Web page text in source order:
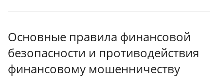
Основные правила финансовой
безопасности и противодействия
финансовому мошенничеству